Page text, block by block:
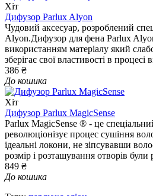
Хіт
Дифузор Parlux Alyon
Чудовий аксесуар, розроблений
Alyon.Дифузор для фена Parlux
використанням матеріалу який
зберігає свої властивості в
386 ₴
До кошика
Хіт
Дифузор Parlux MagicSense
Parlux MagicSense ® - це
революціонізує процес сушіння
ідеальні локони, не зіпсувавши
розмір і розташування отворів були
849 ₴
До кошика